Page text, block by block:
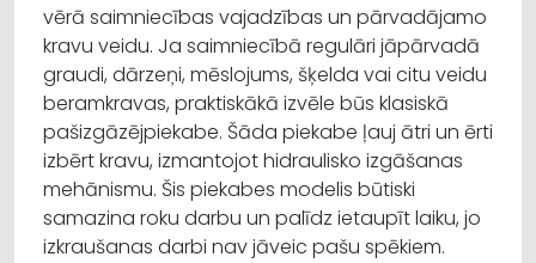
vērā saimniecības vajadzības un pārvadājamo
kravu veidu. Ja saimniecībā regulāri jāpārvadā
graudi, dārzeņi, mēslojums, šķelda vai citu veidu
beramkravas, praktiskākā izvēle būs klasiskā
pašizgāzējpiekabe. Šāda piekabe ļauj ātri un ērti
izbērt kravu, izmantojot hidraulisko izgāšanas
mehānismu. Šis piekabes modelis būtiski
samazina roku darbu un palīdz ietaupīt laiku, jo
izkraušanas darbi nav jāveic pašu spēkiem.